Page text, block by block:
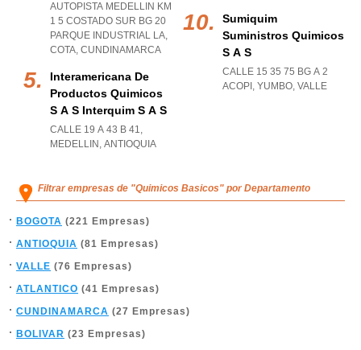
AUTOPISTA MEDELLIN KM
1 5 COSTADO SUR BG 20
PARQUE INDUSTRIAL LA,
COTA, CUNDINAMARCA
Interamericana De
Productos Quimicos
S A S Interquim S A S
CALLE 19 A 43 B 41,
MEDELLIN , ANTIOQUIA
Sumiquim
Suministros Quimicos
S A S
CALLE 15 35 75 BG A 2
ACOPI , YUMBO, VALLE
Filtrar empresas de "Quimicos Basicos" por Departamento
BOGOTA (221 Empresas)
ANTIOQUIA (81 Empresas)
VALLE (76 Empresas)
ATLANTICO (41 Empresas)
CUNDINAMARCA (27 Empresas)
BOLIVAR (23 Empresas)